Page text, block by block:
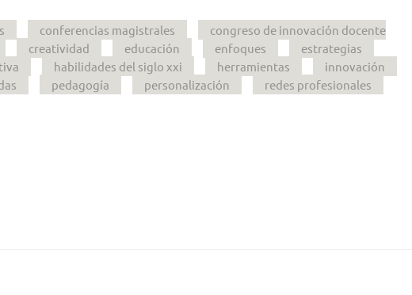
conferencias magistrales
congreso de innovación docente
creatividad educación enfoques
estrategias
habilidades del siglo xxi herramientas
innovación
pedagogía personalización
redes profesionales